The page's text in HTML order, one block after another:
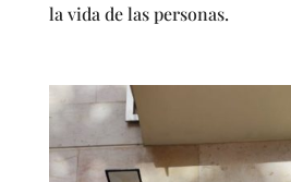
la vida de las personas.